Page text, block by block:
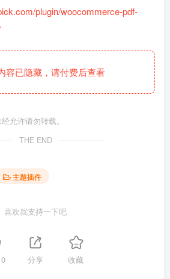
plugin/woocommerce-pdf-
已隐藏，请付费后查看
允许请勿转载。
THE END
主题插件
喜欢就支持一下吧
0 分享 收藏